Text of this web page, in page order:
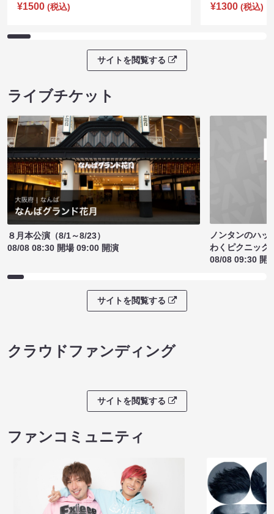
¥1500 (税込)
¥1300 (税込)
サイトを閲覧する
ライブチケット
８月本公演（8/1～8/23）
08/08 08:30 開場 09:00 開演
ノンタンのハッ
わくピクニック
08/08 09:30 開
サイトを閲覧する
クラウドファンディング
サイトを閲覧する
ファンコミュニティ